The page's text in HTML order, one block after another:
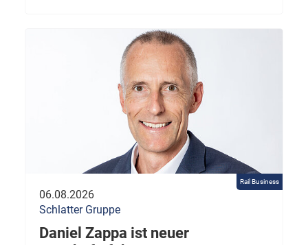
Rail Business
06.08.2026
Schlatter Gruppe
Daniel Zappa ist neuer